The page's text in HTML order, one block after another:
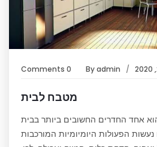
Byadmin
0 Comments
מטבח לבית
אחד החדרים החשובים ביותר בבית
הפעולות היומיומיות המורכבות